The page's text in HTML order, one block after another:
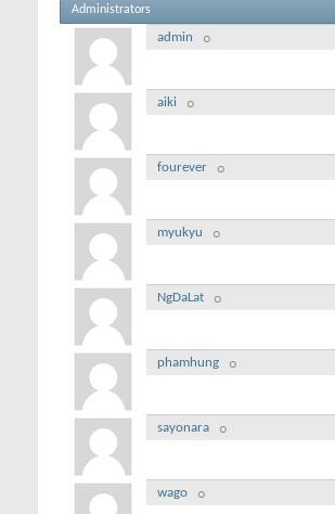
Administrators
admin
aiki
fourever
myukyu
NgDaLat
phamhung
sayonara
wago